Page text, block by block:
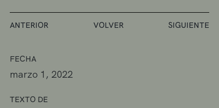
FECHA
marzo 1, 2022
TEXTO DE
ANTERIOR VOLVER SIGUIENTE